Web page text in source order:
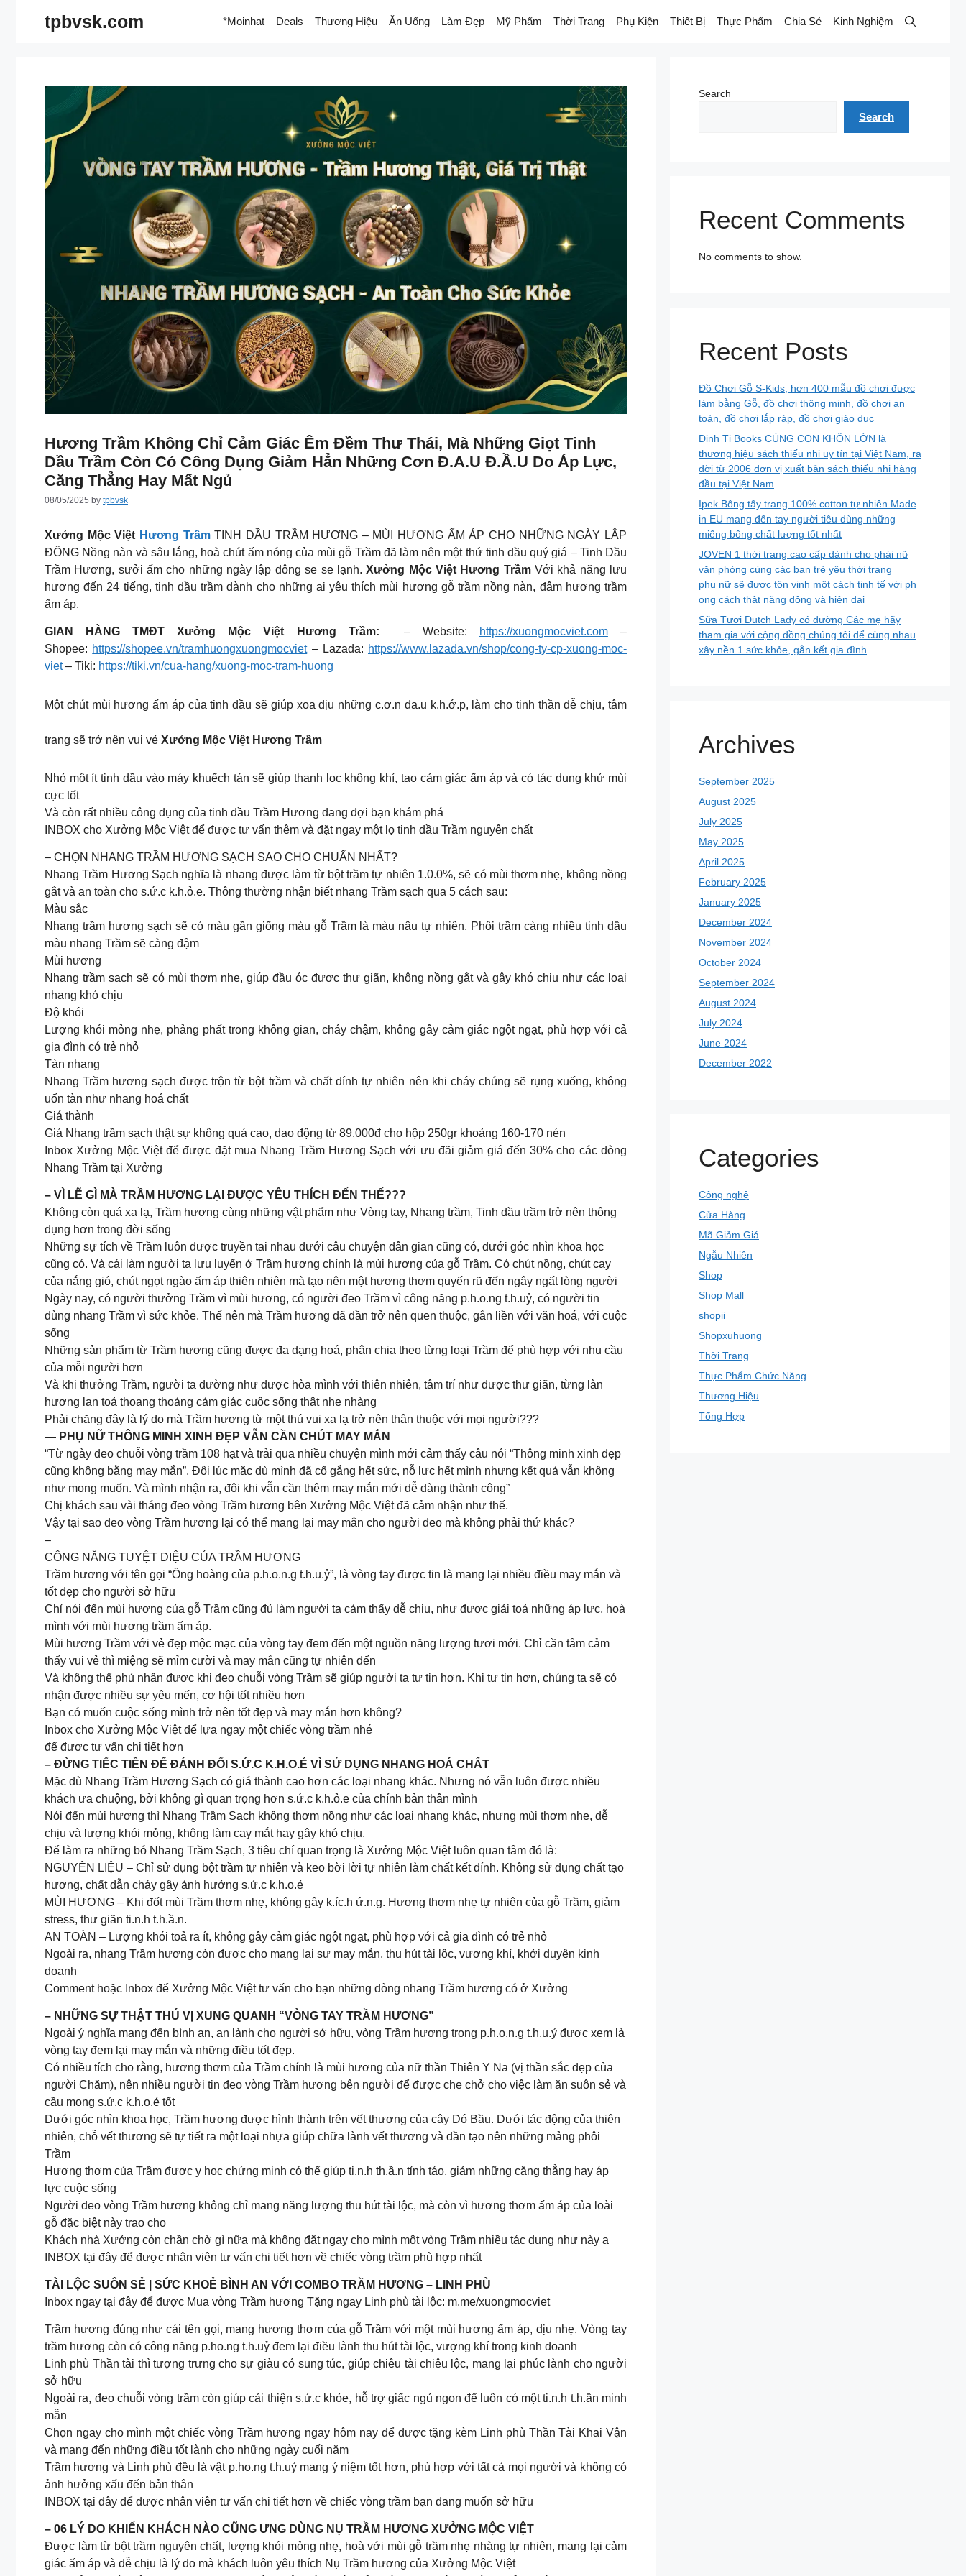
tpbvsk.com *Moinhat Deals Thương Hiệu Ăn Uống Làm Đẹp Mỹ Phẩm Thời Trang Phụ Kiện Thiết Bị Thực Phẩm Chia Sẻ Kinh Nghiệm
Hương Trầm Không Chỉ Cảm Giác Êm Đềm Thư Thái, Mà Những Giọt Tinh
Dầu Trầm Còn Có Công Dụng Giảm Hẳn Những Cơn Đ.a.u Đ.ầ.u Do Áp Lực,
Căng Thẳng Hay Mất Ngủ
08/05/2025 by tpbvsk
Xưởng Mộc Việt Hương TrầmTINH DẦU TRẦM HƯƠNG – MÙI HƯƠNG ẤM ÁP CHO NHỮNG NGÀY LẬP
ĐÔNG Nồng nàn và sâu lắng, hoà chút ấm nóng của mùi gỗ Trầm đã làm nên một thứ tinh dầu quý giá – Tinh Dầu
Trầm Hương, sưởi ấm cho những ngày lập đông se se lạnh.Xưởng Mộc Việt Hương Trầm Với khả năng lưu
hương đến 24 tiếng, tinh dầu trầm dành cho những ai yêu thích mùi hương gỗ trầm nồng nàn, đậm hương trầm
ấm áp.
GIAN HÀNG TMĐT Xưởng Mộc Việt Hương Trầm: – Website: https://xuongmocviet.com–
Shopee: https://shopee.vn/tramhuongxuongmocviet– Lazada: https://www.lazada.vn/shop/cong-ty-cp-xuong-moc-
viet– Tiki: https://tiki.vn/cua-hang/xuong-moc-tram-huong
Một chút mùi hương ấm áp của tinh dầu sẽ giúp xoa dịu những c.ơ.n đa.u k.h.ớ.p, làm cho tinh thần dễ chịu, tâm
trạng sẽ trở nên vui vẻ Xưởng Mộc Việt Hương Trầm
Nhỏ một ít tinh dầu vào máy khuếch tán sẽ giúp thanh lọc không khí, tạo cảm giác ấm áp và có tác dụng khử mùi
cực tốt
Và còn rất nhiều công dụng của tinh dầu Trầm Hương đang đợi bạn khám phá
INBOX cho Xưởng Mộc Việt để được tư vấn thêm và đặt ngay một lọ tinh dầu Trầm nguyên chất
– CHỌN NHANG TRẦM HƯƠNG SẠCH SAO CHO CHUẨN NHẤT?
Nhang Trầm Hương Sạch nghĩa là nhang được làm từ bột trầm tự nhiên 1.0.0%, sẽ có mùi thơm nhẹ, không nồng
gắt và an toàn cho s.ứ.c k.h.ỏ.e. Thông thường nhận biết nhang Trầm sạch qua 5 cách sau:
Màu sắc
Nhang trầm hương sạch sẽ có màu gần giống màu gỗ Trầm là màu nâu tự nhiên. Phôi trầm càng nhiều tinh dầu
màu nhang Trầm sẽ càng đậm
Mùi hương
Nhang trầm sạch sẽ có mùi thơm nhẹ, giúp đầu óc được thư giãn, không nồng gắt và gây khó chịu như các loại
nhang khó chịu
Độ khói
Lượng khói mỏng nhẹ, phảng phất trong không gian, cháy chậm, không gây cảm giác ngột ngạt, phù hợp với cả
gia đình có trẻ nhỏ
Tàn nhang
Nhang Trầm hương sạch được trộn từ bột trầm và chất dính tự nhiên nên khi cháy chúng sẽ rụng xuống, không
uốn tàn như nhang hoá chất
Giá thành
Giá Nhang trầm sạch thật sự không quá cao, dao động từ 89.000đ cho hộp 250gr khoảng 160-170 nén
Inbox Xưởng Mộc Việt để được đặt mua Nhang Trầm Hương Sạch với ưu đãi giảm giá đến 30% cho các dòng
Nhang Trầm tại Xưởng
– VÌ LẼ GÌ MÀ TRẦM HƯƠNG LẠI ĐƯỢC YÊU THÍCH ĐẾN THẾ???
Không còn quá xa lạ, Trầm hương cùng những vật phẩm như Vòng tay, Nhang trầm, Tinh dầu trầm trở nên thông
dụng hơn trong đời sống
Những sự tích về Trầm luôn được truyền tai nhau dưới câu chuyện dân gian cũng có, dưới góc nhìn khoa học
cũng có. Và cái làm người ta lưu luyến ở Trầm hương chính là mùi hương của gỗ Trầm. Có chút nồng, chút cay
của nắng gió, chút ngọt ngào ấm áp thiên nhiên mà tạo nên một hương thơm quyến rũ đến ngây ngất lòng người
Ngày nay, có người thưởng Trầm vì mùi hương, có người đeo Trầm vì công năng p.h.o.ng t.h.uỷ, có người tin
dùng nhang Trầm vì sức khỏe. Thế nên mà Trầm hương đã dần trở nên quen thuộc, gắn liền với văn hoá, với cuộc
sống
Những sản phẩm từ Trầm hương cũng được đa dạng hoá, phân chia theo từng loại Trầm để phù hợp với nhu cầu
của mỗi người hơn
Và khi thưởng Trầm, người ta dường như được hòa mình với thiên nhiên, tâm trí như được thư giãn, từng làn
hương lan toả thoang thoảng cảm giác cuộc sống thật nhẹ nhàng
Phải chăng đây là lý do mà Trầm hương từ một thú vui xa lạ trở nên thân thuộc với mọi người???
— PHỤ NỮ THÔNG MINH XINH ĐẸP VẪN CẦN CHÚT MAY MẮN
“Từ ngày đeo chuỗi vòng trầm 108 hạt và trải qua nhiều chuyện mình mới cảm thấy câu nói “Thông minh xinh đẹp
cũng không bằng may mắn”. Đôi lúc mặc dù mình đã cố gắng hết sức, nỗ lực hết mình nhưng kết quả vẫn không
như mong muốn. Và mình nhận ra, đôi khi vẫn cần thêm may mắn mới dễ dàng thành công”
Chị khách sau vài tháng đeo vòng Trầm hương bên Xưởng Mộc Việt đã cảm nhận như thế.
Vậy tại sao đeo vòng Trầm hương lại có thể mang lại may mắn cho người đeo mà không phải thứ khác?
–
CÔNG NĂNG TUYỆT DIỆU CỦA TRẦM HƯƠNG
Trầm hương với tên gọi “Ông hoàng của p.h.o.n.g t.h.u.ỷ”, là vòng tay được tin là mang lại nhiều điều may mắn và
tốt đẹp cho người sở hữu
Chỉ nói đến mùi hương của gỗ Trầm cũng đủ làm người ta cảm thấy dễ chịu, như được giải toả những áp lực, hoà
mình với mùi hương trầm ấm áp.
Mùi hương Trầm với vẻ đẹp mộc mạc của vòng tay đem đến một nguồn năng lượng tươi mới. Chỉ cần tâm cảm
thấy vui vẻ thì miệng sẽ mỉm cười và may mắn cũng tự nhiên đến
Và không thể phủ nhận được khi đeo chuỗi vòng Trầm sẽ giúp người ta tự tin hơn. Khi tự tin hơn, chúng ta sẽ có
nhận được nhiều sự yêu mến, cơ hội tốt nhiều hơn
Bạn có muốn cuộc sống mình trở nên tốt đẹp và may mắn hơn không?
Inbox cho Xưởng Mộc Việt để lựa ngay một chiếc vòng trầm nhé
để được tư vấn chi tiết hơn
– ĐỪNG TIẾC TIỀN ĐỂ ĐÁNH ĐỔI S.Ứ.C K.H.O.Ẻ VÌ SỬ DỤNG NHANG HOÁ CHẤT
Mặc dù Nhang Trầm Hương Sạch có giá thành cao hơn các loại nhang khác. Nhưng nó vẫn luôn được nhiều
khách ưa chuộng, bởi không gì quan trọng hơn s.ứ.c k.h.ỏ.e của chính bản thân mình
Nói đến mùi hương thì Nhang Trầm Sạch không thơm nồng như các loại nhang khác, nhưng mùi thơm nhẹ, dễ
chịu và lượng khói mỏng, không làm cay mắt hay gây khó chịu.
Để làm ra những bó Nhang Trầm Sạch, 3 tiêu chí quan trọng là Xưởng Mộc Việt luôn quan tâm đó là:
NGUYÊN LIỆU – Chỉ sử dụng bột trầm tự nhiên và keo bời lời tự nhiên làm chất kết dính. Không sử dụng chất tạo
hương, chất dẫn cháy gây ảnh hưởng s.ứ.c k.h.o.ẻ
MÙI HƯƠNG – Khi đốt mùi Trầm thơm nhẹ, không gây k.íc.h ứ.n.g. Hương thơm nhẹ tự nhiên của gỗ Trầm, giảm
stress, thư giãn ti.n.h t.h.ầ.n.
AN TOÀN – Lượng khói toả ra ít, không gây cảm giác ngột ngạt, phù hợp với cả gia đình có trẻ nhỏ
Ngoài ra, nhang Trầm hương còn được cho mang lại sự may mắn, thu hút tài lộc, vượng khí, khởi duyên kinh
doanh
Comment hoặc Inbox để Xưởng Mộc Việt tư vấn cho bạn những dòng nhang Trầm hương có ở Xưởng
– NHỮNG SỰ THẬT THÚ VỊ XUNG QUANH “VÒNG TAY TRẦM HƯƠNG”
Ngoài ý nghĩa mang đến bình an, an lành cho người sở hữu, vòng Trầm hương trong p.h.o.n.g t.h.u.ỷ được xem là
vòng tay đem lại may mắn và những điều tốt đẹp.
Có nhiều tích cho rằng, hương thơm của Trầm chính là mùi hương của nữ thần Thiên Y Na (vị thần sắc đẹp của
người Chăm), nên nhiều người tin đeo vòng Trầm hương bên người để được che chở cho việc làm ăn suôn sẻ và
cầu mong s.ứ.c k.h.o.ẻ tốt
Dưới góc nhìn khoa học, Trầm hương được hình thành trên vết thương của cây Dó Bầu. Dưới tác động của thiên
nhiên, chỗ vết thương sẽ tự tiết ra một loại nhựa giúp chữa lành vết thương và dần tạo nên những mảng phôi
Trầm
Hương thơm của Trầm được y học chứng minh có thể giúp ti.n.h th.ầ.n tỉnh táo, giảm những căng thẳng hay áp
lực cuộc sống
Người đeo vòng Trầm hương không chỉ mang năng lượng thu hút tài lộc, mà còn vì hương thơm ấm áp của loài
gỗ đặc biệt này trao cho
Khách nhà Xưởng còn chần chờ gì nữa mà không đặt ngay cho mình một vòng Trầm nhiều tác dụng như này ạ
INBOX tại đây để được nhân viên tư vấn chi tiết hơn về chiếc vòng trầm phù hợp nhất
TÀI LỘC SUÔN SẺ | SỨC KHOẺ BÌNH AN VỚI COMBO TRẦM HƯƠNG – LINH PHÙ
Inbox ngay tại đây để được Mua vòng Trầm hương Tặng ngay Linh phù tài lộc: m.me/xuongmocviet
Trầm hương đúng như cái tên gọi, mang hương thơm của gỗ Trầm với một mùi hương ấm áp, dịu nhẹ. Vòng tay
trầm hương còn có công năng p.ho.ng t.h.uỷ đem lại điều lành thu hút tài lộc, vượng khí trong kinh doanh
Linh phù Thần tài thì tượng trưng cho sự giàu có sung túc, giúp chiêu tài chiêu lộc, mang lại phúc lành cho người
sở hữu
Ngoài ra, đeo chuỗi vòng trầm còn giúp cải thiện s.ứ.c khỏe, hỗ trợ giấc ngủ ngon để luôn có một ti.n.h t.h.ần minh
mẫn
Chọn ngay cho mình một chiếc vòng Trầm hương ngay hôm nay để được tặng kèm Linh phù Thần Tài Khai Vận
và mang đến những điều tốt lành cho những ngày cuối năm
Trầm hương và Linh phù đều là vật p.ho.ng t.h.uỷ mang ý niệm tốt hơn, phù hợp với tất cả mọi người và không có
ảnh hưởng xấu đến bản thân
INBOX tại đây để được nhân viên tư vấn chi tiết hơn về chiếc vòng trầm bạn đang muốn sở hữu
– 06 LÝ DO KHIẾN KHÁCH NÀO CŨNG ƯNG DÙNG NỤ TRẦM HƯƠNG XƯỞNG MỘC VIỆT
Được làm từ bột trầm nguyên chất, lượng khói mỏng nhẹ, hoà với mùi gỗ trầm nhẹ nhàng tự nhiên, mang lại cảm
giác ấm áp và dễ chịu là lý do mà khách luôn yêu thích Nụ Trầm hương của Xưởng Mộc Việt
Search
Search
Recent Comments
No comments to show.
Recent Posts
Đồ Chơi Gỗ S-Kids, hơn 400 mẫu đồ chơi được
làm bằng Gỗ, đồ chơi thông minh, đồ chơi an
toàn, đồ chơi lắp ráp, đồ chơi giáo dục
Đinh Tị Books CÙNG CON KHÔN LỚN là
thương hiệu sách thiếu nhi uy tín tại Việt Nam, ra
đời từ 2006 đơn vị xuất bản sách thiếu nhi hàng
đầu tại Việt Nam
Ipek Bông tẩy trang 100% cotton tự nhiên Made
in EU mang đến tay người tiêu dùng những
miếng bông chất lượng tốt nhất
JOVEN 1 thời trang cao cấp dành cho phái nữ
văn phòng cùng các bạn trẻ yêu thời trang
phụ nữ sẽ được tôn vinh một cách tinh tế với ph
ong cách thật năng động và hiện đại
Sữa Tươi Dutch Lady có đường Các mẹ hãy
tham gia với cộng đồng chúng tôi để cùng nhau
xây nền 1 sức khỏe, gắn kết gia đình
Archives
September 2025
August 2025
July 2025
May 2025
April 2025
February 2025
January 2025
December 2024
November 2024
October 2024
September 2024
August 2024
July 2024
June 2024
December 2022
Categories
Công nghệ
Cửa Hàng
Mã Giảm Giá
Ngẫu Nhiên
Shop
Shop Mall
shopii
Shopxuhuong
Thời Trang
Thực Phẩm Chức Năng
Thương Hiệu
Tổng Hợp